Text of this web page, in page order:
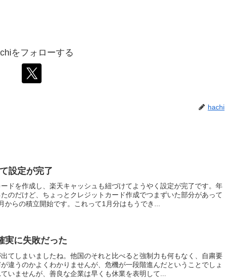
をフォローする
hachi
設定が完了
ドを作成し、楽天キャッシュも紐づけてようやく設定が完了です。年
のだけど、ちょっとクレジットカード作成でつまずいた部分があって
からの積立開始です。これって1月分はもうでき...
実に失敗だった
てしまいましたね。他国のそれと比べると強制力も何もなく、自粛要
違うのかよくわかりませんが、危機が一段階進んだということでしょ
いませんが、善良な企業は早くも休業を表明して...